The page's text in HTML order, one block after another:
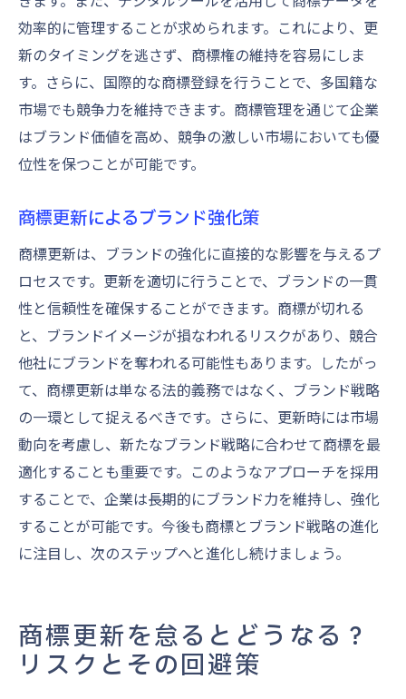
効率的に管理することが求められます。これにより、更
新のタイミングを逃さず、商標権の維持を容易にしま
す。さらに、国際的な商標登録を行うことで、多国籍な
市場でも競争力を維持できます。商標管理を通じて企業
はブランド価値を高め、競争の激しい市場においても優
位性を保つことが可能です。
商標更新によるブランド強化策
商標更新は、ブランドの強化に直接的な影響を与えるプ
ロセスです。更新を適切に行うことで、ブランドの一貫
性と信頼性を確保することができます。商標が切れる
と、ブランドイメージが損なわれるリスクがあり、競合
他社にブランドを奪われる可能性もあります。したがっ
て、商標更新は単なる法的義務ではなく、ブランド戦略
の一環として捉えるべきです。さらに、更新時には市場
動向を考慮し、新たなブランド戦略に合わせて商標を最
適化することも重要です。このようなアプローチを採用
することで、企業は長期的にブランド力を維持し、強化
することが可能です。今後も商標とブランド戦略の進化
に注目し、次のステップへと進化し続けましょう。
商標更新を怠るとどうなる？
リスクとその回避策